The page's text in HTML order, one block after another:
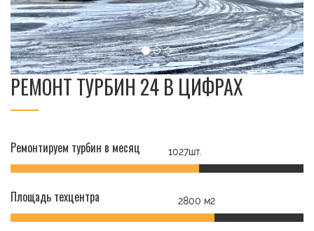
РЕМОНТ ТУРБИН 24 В ЦИФРАХ
Ремонтируем турбин в месяц 1027шт.
Площадь техцентра 2800 м2